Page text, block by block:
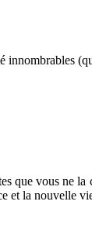
innombrables
que vous ne la
et la nouvelle